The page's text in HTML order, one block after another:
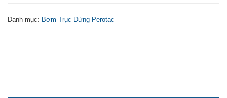
Danh mục: Bơm Trục Đứng Perotac